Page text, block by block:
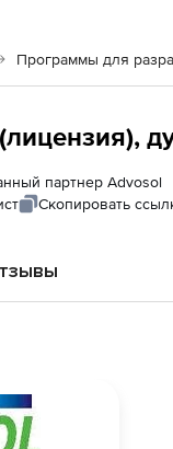
Программы для
партнер Advosol
Скопировать